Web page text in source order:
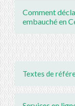
Comment
embauché en
Textes de